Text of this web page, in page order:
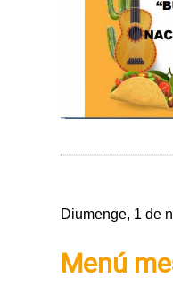
Diumenge, 1 de
Menú